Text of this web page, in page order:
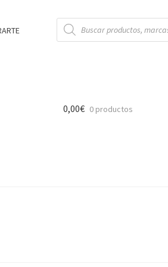
Búsqueda
de
productos
0,00€ 0 productos